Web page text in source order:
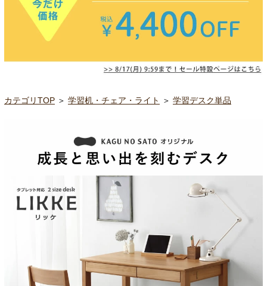
カテゴリTOP ＞ 学習机・チェア・ライト ＞ 学習デスク単品